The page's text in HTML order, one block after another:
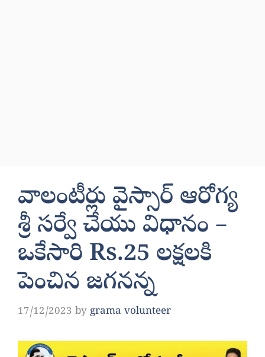
వాలంటీర్లు వైస్సార్ ఆరోగ్య
శ్రీ సర్వే చేయు విధానం –
ఒకేసారి Rs.25 లక్షలకి
పెంచిన జగనన్న
17/12/2023 by grama volunteer